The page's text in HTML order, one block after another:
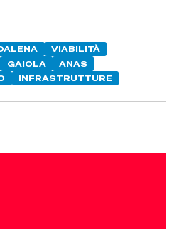
VIABILITÀ
GAIOLA
ANAS
INFRASTRUTTURE